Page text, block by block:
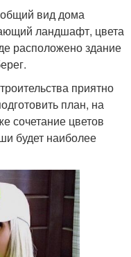
вид дома
ландшафт, цвета
расположено здание
приятно
план, на
сочетание цветов
будет наиболее